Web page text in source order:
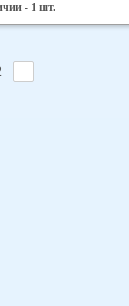
- 1 шт.